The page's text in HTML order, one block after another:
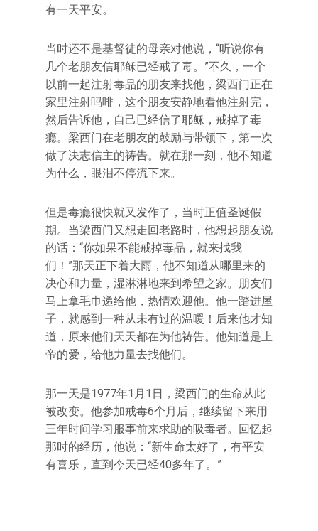
有一天平安。
当时还不是基督徒的母亲对他说，“听说你有
几个老朋友信耶稣已经戒了毒。”不久，一个
以前一起注射毒品的朋友来找他，梁西门正在
家里注射吗啡，这个朋友安静地看他注射完，
然后告诉他，自己已经信了耶稣，戒掉了毒
瘾。梁西门在老朋友的鼓励与带领下，第一次
做了决志信主的祷告。就在那一刻，他不知道
为什么，眼泪不停流下来。
但是毒瘾很快就又发作了，当时正值圣诞假
期。当梁西门又想走回老路时，他想起朋友说
的话：“你如果不能戒掉毒品，就来找我
们！”那天正下着大雨，他不知道从哪里来的
决心和力量，湿淋淋地来到希望之家。朋友们
马上拿毛巾递给他，热情欢迎他。他一踏进屋
子，就感到一种从未有过的温暖！后来他才知
道，原来他们天天都在为他祷告。他知道是上
帝的爱，给他力量去找他们。
那一天是1977年1月1日，梁西门的生命从此
被改变。他参加戒毒6个月后，继续留下来用
三年时间学习服事前来求助的吸毒者。回忆起
那时的经历，他说：“新生命太好了，有平安
有喜乐，直到今天已经40多年了。”